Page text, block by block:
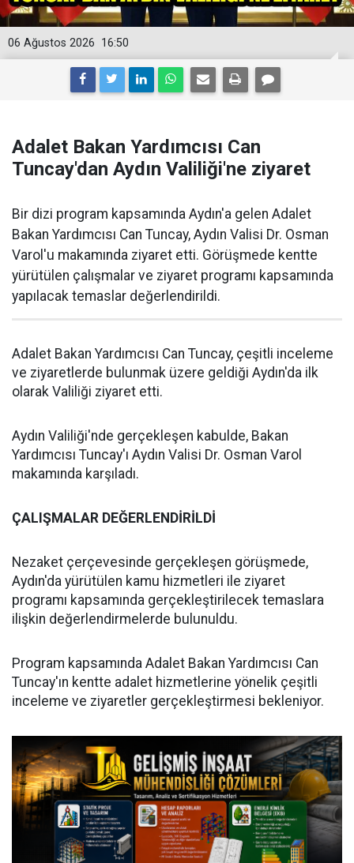
16:50
06 Ağustos 2026
Adalet Bakan Yardımcısı Can
Tuncay'dan Aydın Valiliği'ne ziyaret
Bir dizi program kapsamında Aydın'a gelen Adalet
Bakan Yardımcısı Can Tuncay, Aydın Valisi Dr. Osman
Varol'u makamında ziyaret etti. Görüşmede kentte
yürütülen çalışmalar ve ziyaret programı kapsamında
yapılacak temaslar değerlendirildi.
Adalet Bakan Yardımcısı Can Tuncay, çeşitli inceleme
ve ziyaretlerde bulunmak üzere geldiği Aydın'da ilk
olarak Valiliği ziyaret etti.
Aydın Valiliği'nde gerçekleşen kabulde, Bakan
Yardımcısı Tuncay'ı Aydın Valisi Dr. Osman Varol
makamında karşıladı.
ÇALIŞMALAR DEĞERLENDİRİLDİ
Nezaket çerçevesinde gerçekleşen görüşmede,
Aydın'da yürütülen kamu hizmetleri ile ziyaret
programı kapsamında gerçekleştirilecek temaslara
ilişkin değerlendirmelerde bulunuldu.
Program kapsamında Adalet Bakan Yardımcısı Can
Tuncay'ın kentte adalet hizmetlerine yönelik çeşitli
inceleme ve ziyaretler gerçekleştirmesi bekleniyor.